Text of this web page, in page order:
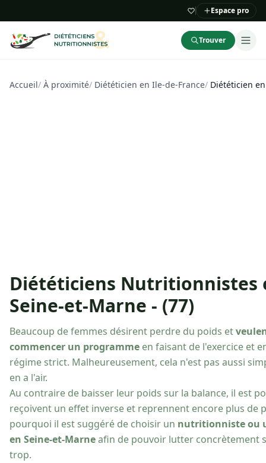
Espace pro
Trouver
Accueil/ À proximité/ Diététicien en Ile-de-France/ Diététicien
Diététiciens Nutritionnistes
Seine-et-Marne - (77)
Beaucoup de femmes désirent perdre du poids et
commencer un programme en faisant de l'exercice et
régime strict. Malheureusement, cela n'est pas aussi
en a l'air.
Au contraire de baisser leur poids sur la balance, il est
reçoivent un effet inverse et reprennent encore plus de
pourquoi il est suggéré de choisir un nutritionniste ou
en Seine-et-Marneafin de pouvoir lutter concrètement
trop.